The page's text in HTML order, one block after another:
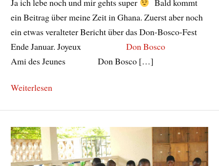
Ja ich lebe noch und mir gehts super
Bald kommt
ein Beitrag über meine Zeit in Ghana. Zuerst aber noch
ein etwas veralteter Bericht über das Don-Bosco-Fest
Ende Januar. JoyeuxDon Bosco
Ami des Jeunes Don Bosco […]
Weiterlesen